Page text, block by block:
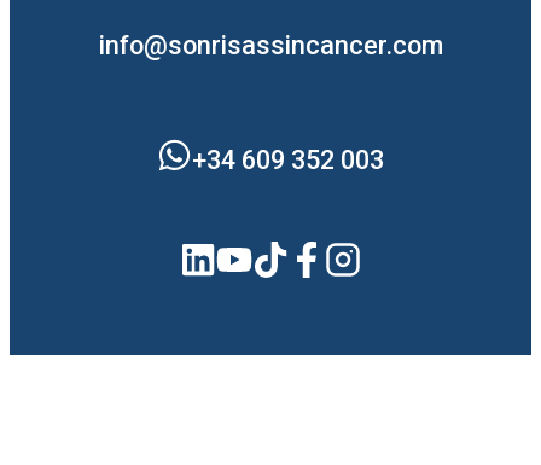
info@sonrisassincancer.com
+34 609 352 003